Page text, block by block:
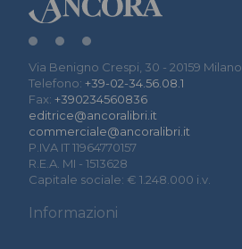
Via Benigno Crespi, 30 - 20159 Milano
Telefono: +39-02-34.56.08.1
Fax: +390234560836
editrice@ancoralibri.it
commerciale@ancoralibri.it
P.IVA IT 11964770157
R.E.A. MI - 1513628
Capitale sociale: € 1.248.000 i.v.
Informazioni